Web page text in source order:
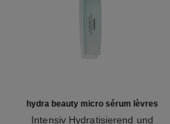
hydra beauty micro sérum lèvres
Intensiv Hydratisierend und